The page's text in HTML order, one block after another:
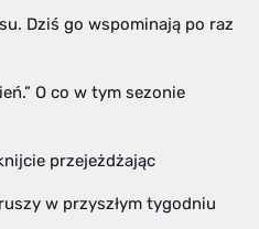
Dziś go wspominają po raz
O co w tym sezonie
przejeżdżając
w przyszłym tygodniu